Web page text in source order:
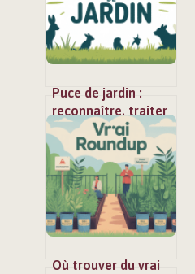
Puce de jardin :
reconnaître, traiter
et protéger
efficacement vos
extérieurs
Où trouver du vrai